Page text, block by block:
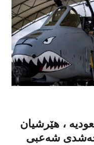
، هێرشیان
شەعبی